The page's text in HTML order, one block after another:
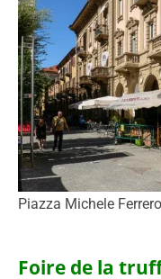
Piazza Michele Ferrero
Foire de la